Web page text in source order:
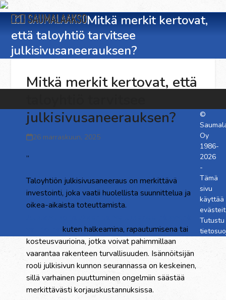
Skip
to
content
Open
mobile
menu
Close
mobile
menu
Mitkä merkit kertovat,
että taloyhtiö tarvitsee
julkisivusaneerauksen?
Mitkä merkit kertovat, että
julkisivusaneerauksen?
26 marraskuun, 2025
”
Taloyhtiön julkisivusaneeraus on merkittävä
investointi, joka vaatii huolellista suunnittelua ja
oikea-aikaista toteuttamista.
kuten halkeamina, rapautumisena tai
kosteusvaurioina, jotka voivat pahimmillaan
vaarantaa rakenteen turvallisuuden. Isännöitsijän
rooli julkisivun kunnon seurannassa on keskeinen,
sillä varhainen puuttuminen ongelmiin säästää
merkittävästi korjauskustannuksissa.
©
Oy
1986-
2026
-
Tämä
sivu
käyttää
Tutustu